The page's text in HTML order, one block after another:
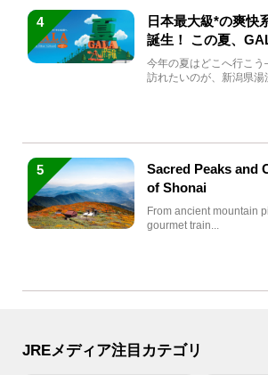
4
日本最大級*の爽快
誕生！ この夏、
生まれ変わる
今年の夏はどこへ行こ
訪れたいのが、新潟県
5
Sacred Peaks and
of Shonai
From ancient mountain
gourmet train...
JREメディア注目カテゴリ